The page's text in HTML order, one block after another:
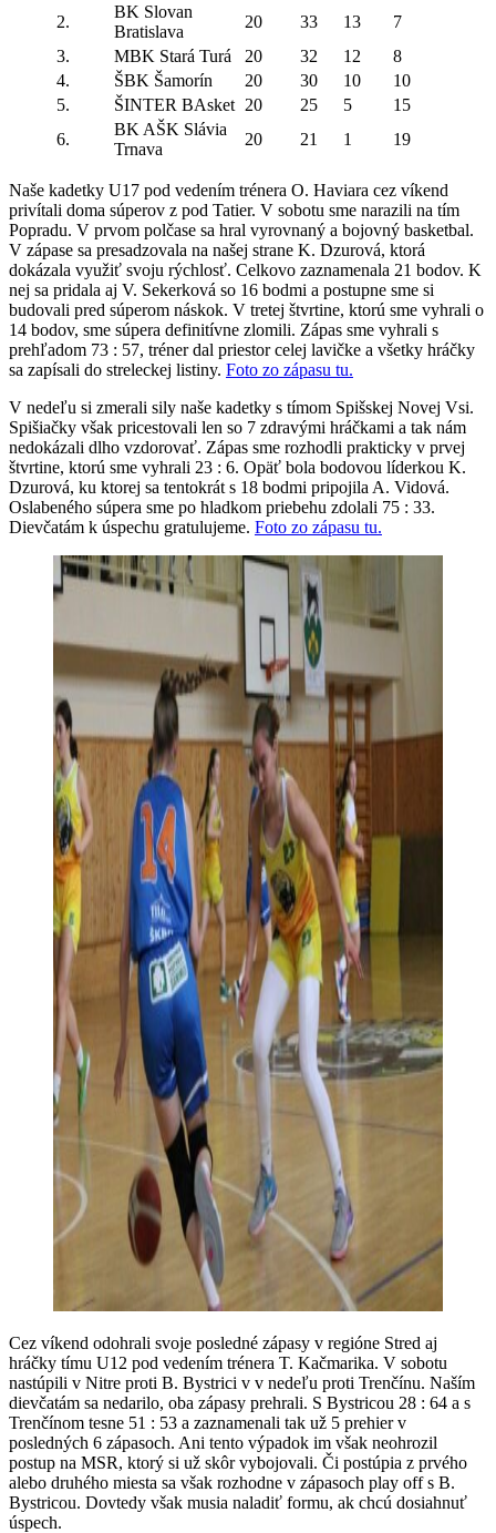
2.
BK Slovan
Bratislava
20 33 13
7
3.
MBK Stará Turá 20 32 12
8
4.
ŠBK Šamorín 20 30 10
10
5.
ŠINTER BAsket 20 25 5
15
6.
BK AŠK Slávia
Trnava
20 21 1 19
Naše kadetky U17 pod vedením trénera O. Haviara cez víkend
privítali doma súperov z pod Tatier. V sobotu sme narazili na tím
Popradu. V prvom polčase sa hral vyrovnaný a bojovný basketbal.
V zápase sa presadzovala na našej strane K. Dzurová, ktorá
dokázala využiť svoju rýchlosť. Celkovo zaznamenala 21 bodov. K
nej sa pridala aj V. Sekerková so 16 bodmi a postupne sme si
budovali pred súperom náskok. V tretej štvrtine, ktorú sme vyhrali o
14 bodov, sme súpera definitívne zlomili. Zápas sme vyhrali s
prehľadom 73 : 57, tréner dal priestor celej lavičke a všetky hráčky
sa zapísali do streleckej listiny. Foto zo zápasu tu.
V nedeľu si zmerali sily naše kadetky s tímom Spišskej Novej Vsi.
Spišiačky však pricestovali len so 7 zdravými hráčkami a tak nám
nedokázali dlho vzdorovať. Zápas sme rozhodli prakticky v prvej
štvrtine, ktorú sme vyhrali 23 : 6. Opäť bola bodovou líderkou K.
Dzurová, ku ktorej sa tentokrát s 18 bodmi pripojila A. Vidová.
Oslabeného súpera sme po hladkom priebehu zdolali 75 : 33.
Dievčatám k úspechu gratulujeme. Foto zo zápasu tu.
Cez víkend odohrali svoje posledné zápasy v regióne Stred aj
hráčky tímu U12 pod vedením trénera T. Kačmarika. V sobotu
nastúpili v Nitre proti B. Bystrici v v nedeľu proti Trenčínu. Naším
dievčatám sa nedarilo, oba zápasy prehrali. S Bystricou 28 : 64 a s
Trenčínom tesne 51 : 53 a zaznamenali tak už 5 prehier v
posledných 6 zápasoch. Ani tento výpadok im však neohrozil
postup na MSR, ktorý si už skôr vybojovali. Či postúpia z prvého
alebo druhého miesta sa však rozhodne v zápasoch play off s B.
Bystricou. Dovtedy však musia naladiť formu, ak chcú dosiahnuť
úspech.